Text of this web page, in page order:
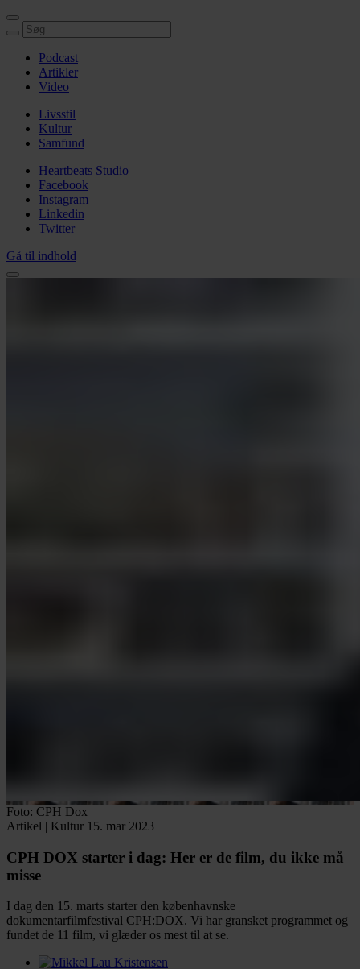
Podcast
Artikler
Video
Livsstil
Kultur
Samfund
Heartbeats Studio
Facebook
Instagram
Linkedin
Twitter
Gå til indhold
Foto: CPH Dox
Artikel | Kultur 15. mar 2023
CPH DOX starter i dag: Her er de film, du ikke må
misse
I dag den 15. marts starter den københavnske
dokumentarfilmfestival CPH:DOX. Vi har gransket programmet og
fundet de 11 film, vi glæder os mest til at se.